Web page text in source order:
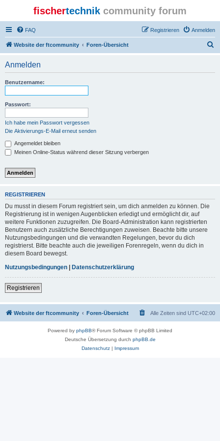
fischertechnik community forum
FAQ Anmelden
Registrieren
Website der ftcommunity Foren-Übersicht
Anmelden
Benutzername:
Passwort:
Ich habe mein Passwort vergessen
Die Aktivierungs-E-Mail erneut senden
Angemeldet bleiben
Meinen Online-Status während dieser Sitzung verbergen
REGISTRIEREN
Du musst in diesem Forum registriert sein, um dich anmelden zu können. Die
Registrierung ist in wenigen Augenblicken erledigt und ermöglicht dir, auf
weitere Funktionen zuzugreifen. Die Board-Administration kann registrierten
Benutzern auch zusätzliche Berechtigungen zuweisen. Beachte bitte unsere
Nutzungsbedingungen und die verwandten Regelungen, bevor du dich
registrierst. Bitte beachte auch die jeweiligen Forenregeln, wenn du dich in
diesem Board bewegst.
Nutzungsbedingungen | Datenschutzerklärung
Registrieren
Website der ftcommunity Foren-Übersicht Alle Zeiten sind UTC+02:00
Powered by phpBB® Forum Software © phpBB Limited
Deutsche Übersetzung durch phpBB.de
Datenschutz| Impressum